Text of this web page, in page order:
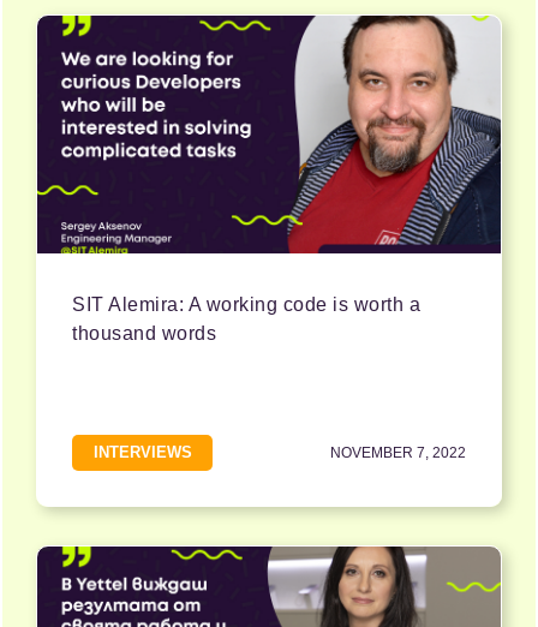
SIT Alemira: A working code is worth a
thousand words
INTERVIEWS NOVEMBER 7, 2022